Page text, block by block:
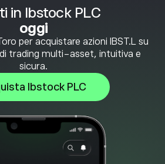
in Ibstock PLC
oggi
per acquistare azioni IBST.L su
trading multi-asset, intuitiva e
sicura.
Ibstock PLC